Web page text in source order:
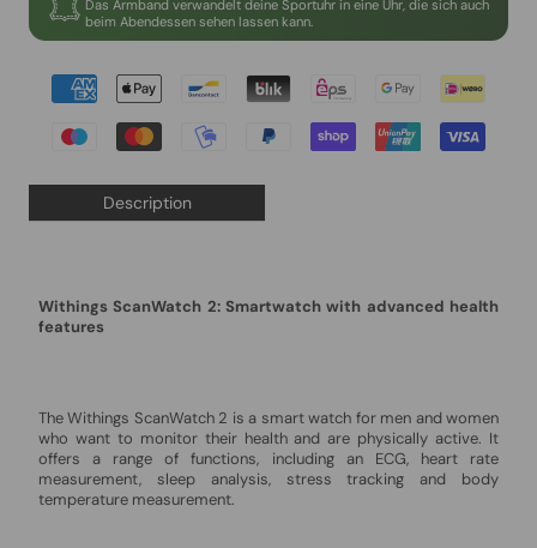
Das Armband verwandelt deine Sportuhr in eine Uhr, die sich auch
beim Abendessen sehen lassen kann.
Description
Withings ScanWatch 2: Smartwatch with advanced health
features
The Withings ScanWatch 2 is a smart watch for men and women
who want to monitor their health and are physically active. It
offers a range of functions, including an ECG, heart rate
measurement, sleep analysis, stress tracking and body
temperature measurement.